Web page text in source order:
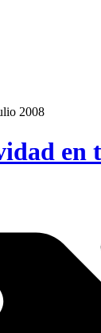
2008
en